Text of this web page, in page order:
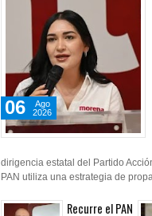
Morena gran parte de
electoral, no solo lo
el PAN: Estrada
07
06
Ago
2026
dirigencia estatal del Partido
PAN utiliza una estrategia de
Recurre el PAN